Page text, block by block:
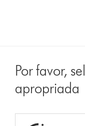
Por favor,
apropriada